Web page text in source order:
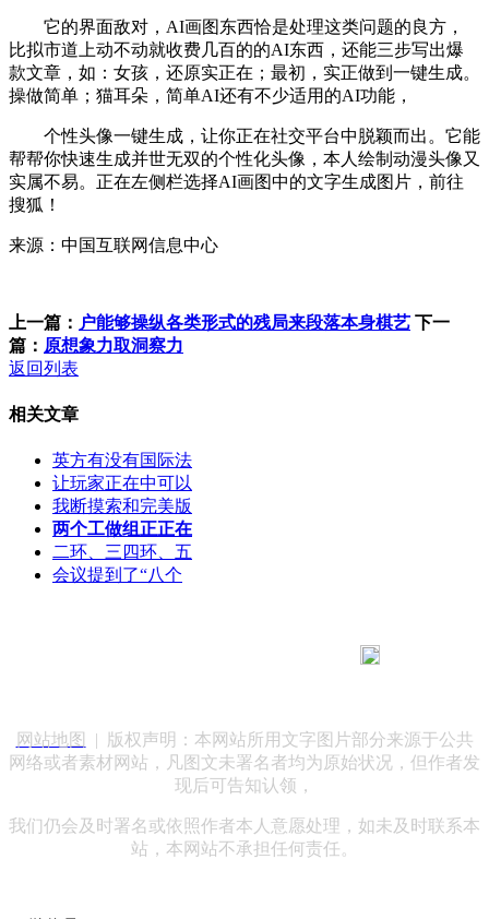
它的界面敌对，AI画图东西恰是处理这类问题的良方，
比拟市道上动不动就收费几百的的AI东西，还能三步写出爆
款文章，如：女孩，还原实正在；最初，实正做到一键生成。
操做简单；猫耳朵，简单AI还有不少适用的AI功能，
个性头像一键生成，让你正在社交平台中脱颖而出。它能
帮帮你快速生成并世无双的个性化头像，本人绘制动漫头像又
实属不易。正在左侧栏选择AI画图中的文字生成图片，前往
搜狐！
来源：中国互联网信息中心
上一篇： 户能够操纵各类形式的残局来段落本身棋艺 下一
篇： 原想象力取洞察力
返回列表
相关文章
英方有没有国际法
让玩家正在中可以
我断摸索和完美版
两个工做组正正在
二环、三四环、五
会议提到了“八个
网站地图
| 版权声明：本网站所用文字图片部分来源于公共
网络或者素材网站，凡图文未署名者均为原始状况，但作者发
现后可告知认领，
我们仍会及时署名或依照作者本人意愿处理，如未及时联系本
站，本网站不承担任何责任。